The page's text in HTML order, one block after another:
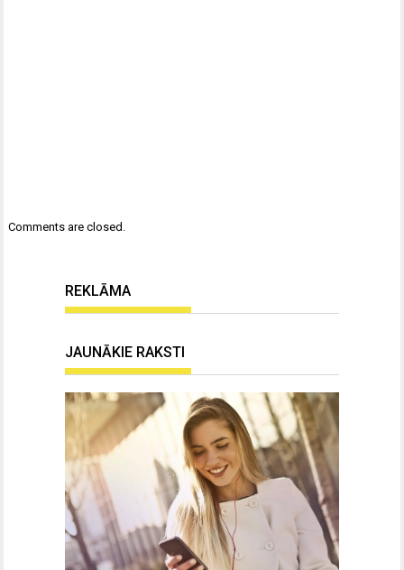
Comments are closed.
REKLĀMA
JAUNĀKIE RAKSTI